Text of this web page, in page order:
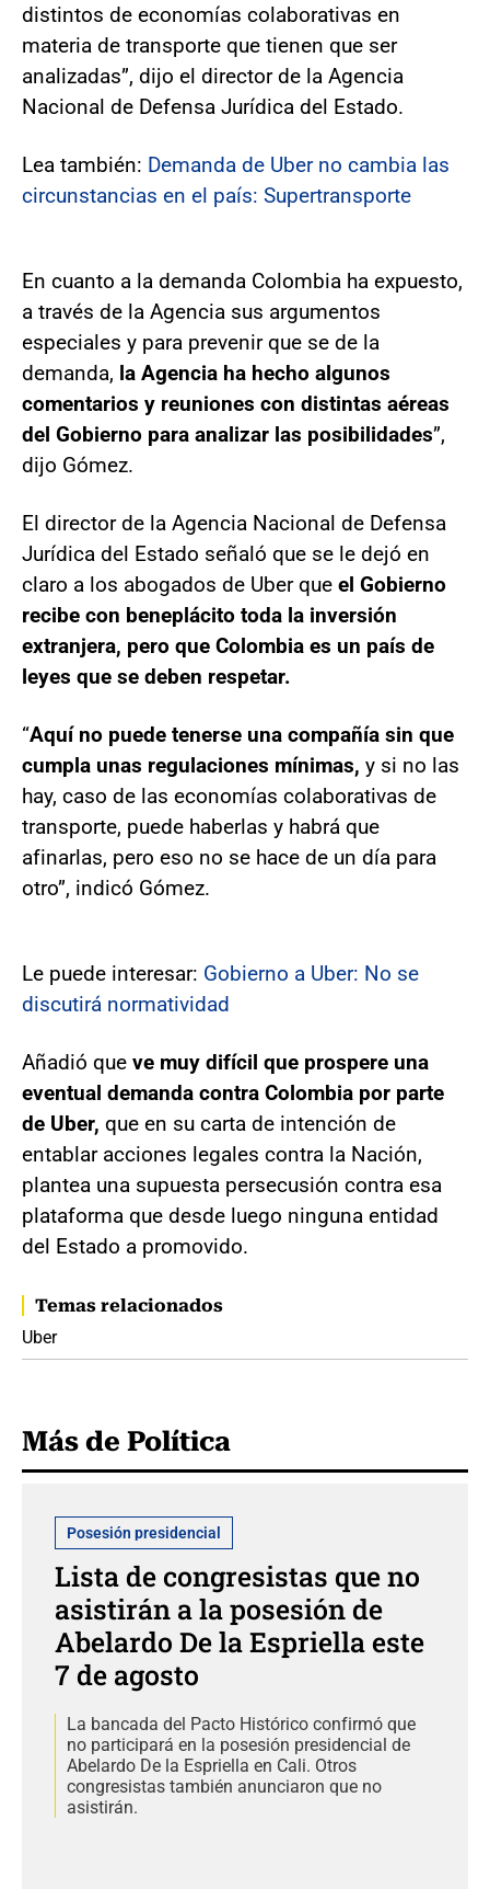
distintos de economías colaborativas en
materia de transporte que tienen que ser
analizadas”, dijo el director de la Agencia
Nacional de Defensa Jurídica del Estado.
Lea también: Demanda de Uber no cambia las
circunstancias en el país: Supertransporte
En cuanto a la demanda Colombia ha expuesto,
a través de la Agencia sus argumentos
especiales y para prevenir que se de la
demanda, la Agencia ha hecho algunos
comentarios y reuniones con distintas aéreas
del Gobierno para analizar las posibilidades”,
dijo Gómez.
El director de la Agencia Nacional de Defensa
Jurídica del Estado señaló que se le dejó en
claro a los abogados de Uber que el Gobierno
recibe con beneplácito toda la inversión
extranjera, pero que Colombia es un país de
leyes que se deben respetar.
“Aquí no puede tenerse una compañía sin que
cumpla unas regulaciones mínimas, y si no las
hay, caso de las economías colaborativas de
transporte, puede haberlas y habrá que
afinarlas, pero eso no se hace de un día para
otro”, indicó Gómez.
Le puede interesar: Gobierno a Uber: No se
discutirá normatividad
Añadió que ve muy difícil que prospere una
eventual demanda contra Colombia por parte
de Uber, que en su carta de intención de
entablar acciones legales contra la Nación,
plantea una supuesta persecusión contra esa
plataforma que desde luego ninguna entidad
del Estado a promovido.
Temas relacionados
Uber
Más de Política
Posesión presidencial
Lista de congresistas que no
asistirán a la posesión de
Abelardo De la Espriella este
7 de agosto
La bancada del Pacto Histórico confirmó que
no participará en la posesión presidencial de
Abelardo De la Espriella en Cali. Otros
congresistas también anunciaron que no
asistirán.